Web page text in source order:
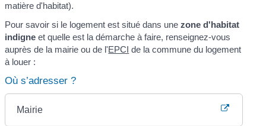
matière d'habitat).
Pour savoir si le logement est situé dans unezone d'habitat
indigne et quelle est la démarche à faire, renseignez-vous
auprès de la mairie ou de l'EPCI de la commune du logement
à louer :
Où s’adresser ?
Mairie